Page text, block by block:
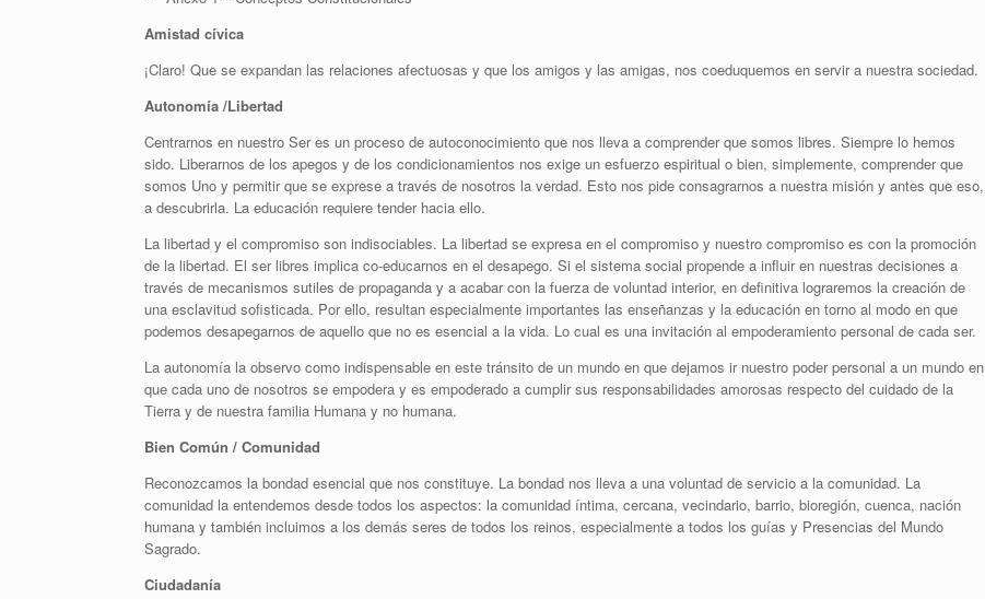
Amistad cívica
¡Claro! Que se expandan las relaciones afectuosas y que los amigos y las amigas, nos coeduquemos en servir a nuestra sociedad.
Autonomía /Libertad
Centrarnos en nuestro Ser es un proceso de autoconocimiento que nos lleva a comprender que somos libres. Siempre lo hemos
sido. Liberarnos de los apegos y de los condicionamientos nos exige un esfuerzo espiritual o bien, simplemente, comprender que
somos Uno y permitir que se exprese a través de nosotros la verdad. Esto nos pide consagrarnos a nuestra misión y antes que eso,
a descubrirla. La educación requiere tender hacia ello.
La libertad y el compromiso son indisociables. La libertad se expresa en el compromiso y nuestro compromiso es con la promoción
de la libertad. El ser libres implica co-educarnos en el desapego. Si el sistema social propende a influir en nuestras decisiones a
través de mecanismos sutiles de propaganda y a acabar con la fuerza de voluntad interior, en definitiva lograremos la creación de
una esclavitud sofisticada. Por ello, resultan especialmente importantes las enseñanzas y la educación en torno al modo en que
podemos desapegarnos de aquello que no es esencial a la vida. Lo cual es una invitación al empoderamiento personal de cada ser.
La autonomía la observo como indispensable en este tránsito de un mundo en que dejamos ir nuestro poder personal a un mundo en
que cada uno de nosotros se empodera y es empoderado a cumplir sus responsabilidades amorosas respecto del cuidado de la
Tierra y de nuestra familia Humana y no humana.
Bien Común / Comunidad
Reconozcamos la bondad esencial que nos constituye. La bondad nos lleva a una voluntad de servicio a la comunidad. La
comunidad la entendemos desde todos los aspectos: la comunidad íntima, cercana, vecindario, barrio, bioregión, cuenca, nación
humana y también incluimos a los demás seres de todos los reinos, especialmente a todos los guías y Presencias del Mundo
Sagrado.
Ciudadanía